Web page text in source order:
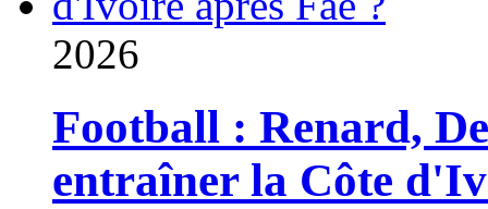
2026
Football : Renard,
entraîner la Côte